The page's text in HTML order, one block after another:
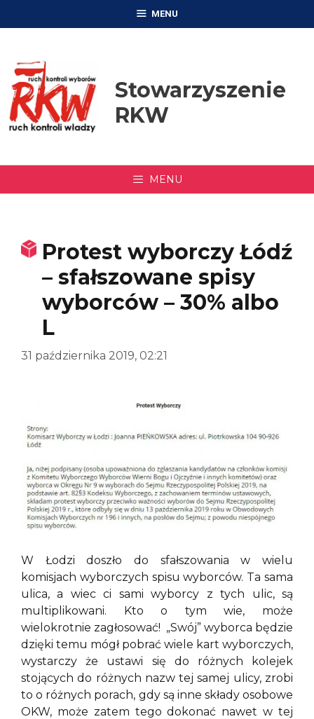
MENU
Stowarzyszenie
RKW
MENU
Protest wyborczy Łódź
– sfałszowane spisy
wyborców – 30% albo
L
31 października 2019, 02:21
W Łodzi doszło do sfałszowania w wielu
komisjach wyborczych spisu wyborców. Ta sama
ulica, a wiec ci sami wyborcy z tych ulic, są
multiplikowani. Kto o tym wie, może
wielokrotnie zagłosować! „Swój” wyborca będzie
dzięki temu mógł pobrać wiele kart wyborczych,
wystarczy że ustawi się do różnych kolejek
stojących do różnych nazw tej samej ulicy, zrobi
to o różnych porach, gdy są inne składy osobowe
OKW, może zatem tego dokonać nawet w tej